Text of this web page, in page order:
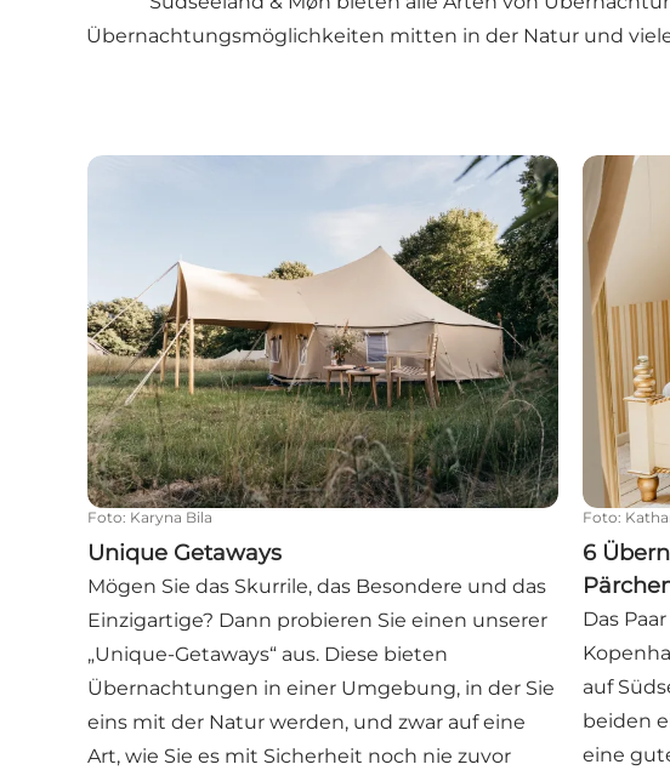
Übernachtungsmöglichkeiten mitten in der Natur und
Unique Getaways
Foto: Karyna Bila
Unique Getaways
Mögen Sie das Skurrile, das Besondere und das
Einzigartige? Dann probieren Sie einen unserer
„Unique-Getaways“ aus. Diese bieten
Übernachtungen in einer Umgebung, in der Sie
eins mit der Natur werden, und zwar auf eine
Art, wie Sie es mit Sicherheit noch nie zuvor
6
Foto:
6
Das
auf
beiden
eine